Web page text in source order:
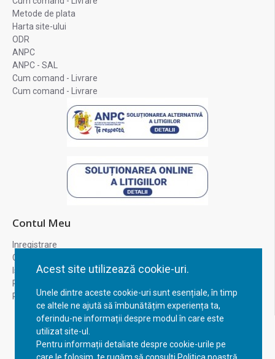
Acest site utilizează cookie-uri.
Unele dintre aceste cookie-uri sunt esențiale, în timp
ce altele ne ajută să îmbunătățim experiența ta,
oferindu-ne informații despre modul în care este
utilizat site-ul.
Pentru informații detaliate despre cookie-urile pe
Metode de plata
Harta site-ului
ODR
ANPC
ANPC - SAL
Cum comand - Livrare
Cum comand - Livrare
Contul Meu
Inregistrare
Contul meu
Istoric comenzi
Recuperare parola
Returnare produs